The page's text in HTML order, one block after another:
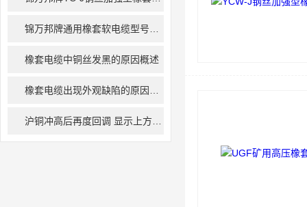
橡套电缆中铜丝发黑的原因概述